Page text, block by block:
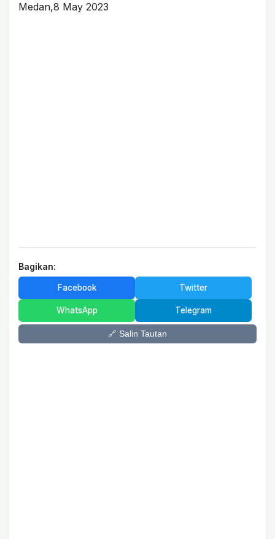
Medan,8 May 2023
Bagikan:
Facebook Twitter
WhatsApp Telegram
🔗 Salin Tautan